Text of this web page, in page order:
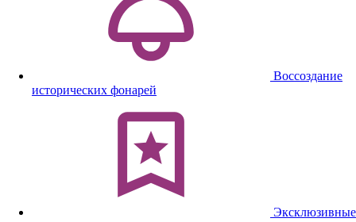
Воссоздание
исторических фонарей
Эксклюзивные